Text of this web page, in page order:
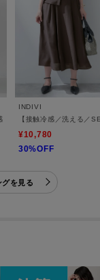
スカート
/遮熱】リラクシーフレアス
INDIVI
【接触冷感／洗える／
¥10,780
30%OFF
を見る